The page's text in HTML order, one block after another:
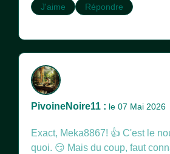
J'aime Répondre
PivoineNoire11 : le 07 Mai 2026
Exact, Meka8867! 👍 C'est le
quoi. 😏 Mais du coup, faut